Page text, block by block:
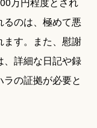
のは、極めて悪
ます。また、慰謝
、詳細な日記や録
の証拠が必要と